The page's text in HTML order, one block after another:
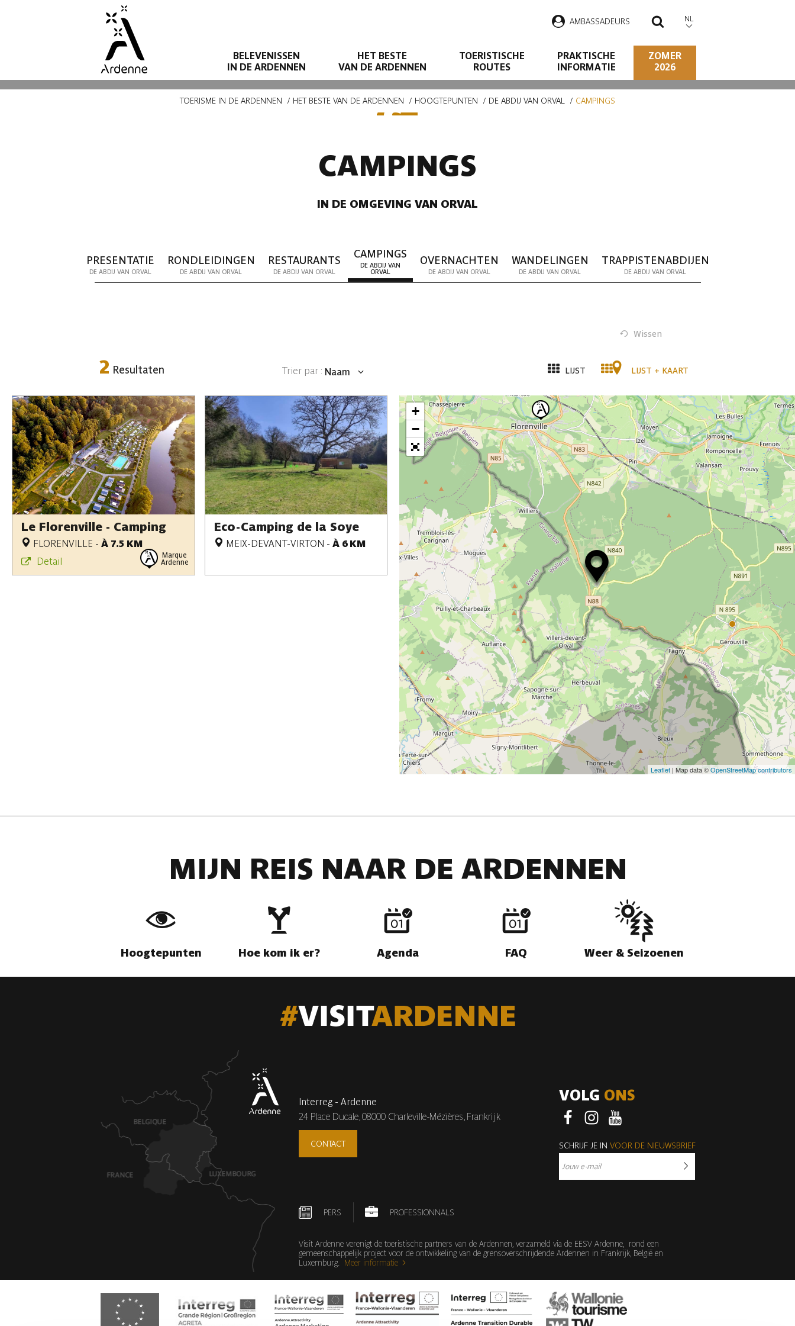
inhoud
AMBASSADEURS ZOEKEN
NL
BELEVENISSEN
IN DE ARDENNEN
HET BESTE
VAN DE ARDENNEN
TOERISTISCHE
ROUTES
PRAKTISCHE
INFORMATIE
ZOMER
2026
CAMPINGS IN ORVAL
Kruimelpad
TOERISME IN DE ARDENNEN HET BESTE VAN DE ARDENNEN HOOGTEPUNTEN DE ABDIJ VAN ORVAL CAMPINGS
CAMPINGS
IN DE OMGEVING VAN ORVAL
PRESENTATIE
DE ABDIJ VAN ORVAL
RONDLEIDINGEN
DE ABDIJ VAN ORVAL
RESTAURANTS
DE ABDIJ VAN ORVAL
CAMPINGS
DE ABDIJ VAN
ORVAL
OVERNACHTEN
DE ABDIJ VAN ORVAL
WANDELINGEN
DE ABDIJ VAN ORVAL
TRAPPISTENABDIJEN
DE ABDIJ VAN ORVAL
Wissen
2 Resultaten Trier par : Naam
Data
LIJST LIJST + KAART
Le Florenville - Camping
FLORENVILLE - À 7.5 KM
Detail
Marque
Ardenne
Eco-Camping de la Soye
MEIX-DEVANT-VIRTON - À 6 KM
+
−
Leaflet | Map data ©OpenStreetMap contributors
MIJN REIS NAAR DE ARDENNEN
Hoogtepunten Hoe kom ik er? Agenda FAQ Weer & Seizoenen
Interreg - Ardenne
24 Place Ducale,08000 Charleville-Mézières, Frankrijk
CONTACT
VOLG ONS
SCHRIJF JE IN VOOR DE NIEUWSBRIEF
PERS PROFESSIONNALS
Visit Ardenne verenigt de toeristische partners van de Ardennen, verzameld via de EESV Ardenne, rond een
gemeenschappelijk project voor de ontwikkeling van de grensoverschrijdende Ardennen in Frankrijk, België en
Luxemburg. Meer informatie